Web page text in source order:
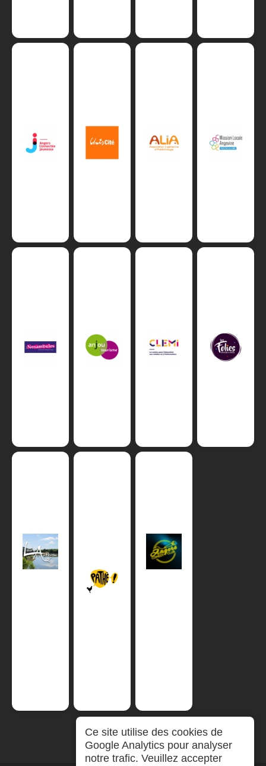
Ce site utilise des cookies de
Google Analytics pour analyser
notre trafic. Veuillez accepter